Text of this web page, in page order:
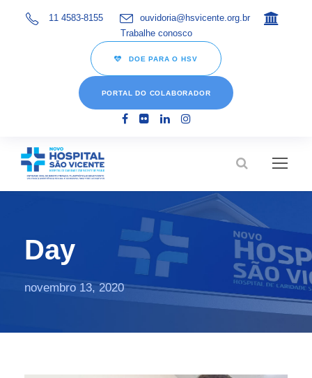
11 4583-8155
ouvidoria@hsvicente.org.br
Trabalhe conosco
DOE PARA O HSV
PORTAL DO COLABORADOR
Day
novembro 13, 2020